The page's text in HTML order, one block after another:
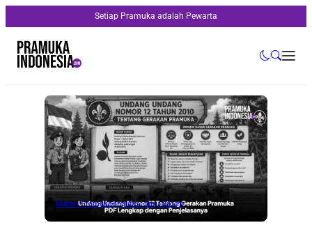
Setiap Pramuka adalah Pewarta
Materi PramukaRegulasi dan Hukum